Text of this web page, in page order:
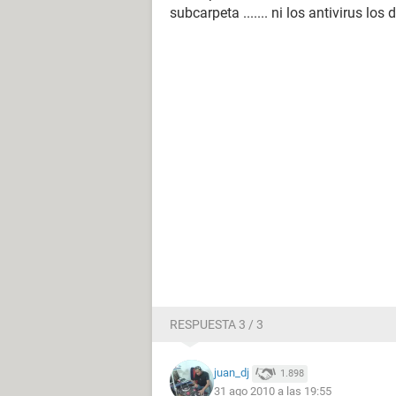
subcarpeta ....... ni los antivirus los
RESPUESTA 3 / 3
juan_dj 1.898
31 ago 2010 a las 19:55